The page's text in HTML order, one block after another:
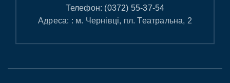
Телефон: (0372) 55-37-54
Адреса: : м. Чернівці, пл. Театральна, 2